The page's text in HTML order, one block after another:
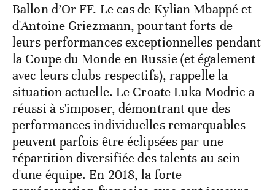
Ballon d’Or FF. Le cas de Kylian Mbappé et
d'Antoine Griezmann, pourtant forts de
leurs performances exceptionnelles pendant
la Coupe du Monde en Russie (et également
avec leurs clubs respectifs), rappelle la
situation actuelle. Le Croate Luka Modric a
réussi à s'imposer, démontrant que des
performances individuelles remarquables
peuvent parfois être éclipsées par une
répartition diversifiée des talents au sein
d'une équipe. En 2018, la forte